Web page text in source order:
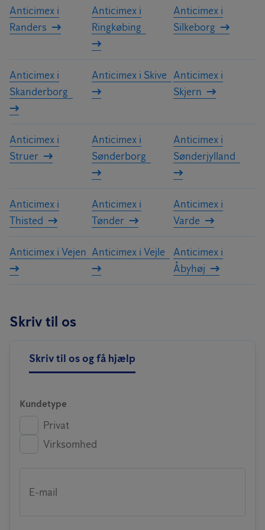
Anticimex i
Randers
Anticimex i
Ringkøbing
Anticimex i
Silkeborg
Anticimex i
Skanderborg
Anticimex i Skive Anticimex i
Skjern
Anticimex i
Struer
Anticimex i
Sønderborg
Anticimex i
Sønderjylland
Anticimex i
Thisted
Anticimex i
Tønder
Anticimex i
Varde
Anticimex i Vejen Anticimex i Vejle
Anticimex i
Åbyhøj
Skriv til os
Skriv til os og få hjælp
Kundetype
Privat
Virksomhed
E-mail